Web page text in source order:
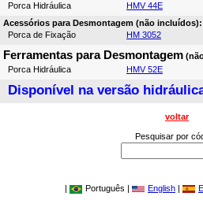
Porca Hidráulica
HMV 44E
Acessórios para Desmontagem (não incluídos):
Porca de Fixação
HM 3052
Ferramentas para Desmontagem
Porca Hidráulica
HMV 52E
Disponível na versão
voltar
Pesquisar por
| Português | English |